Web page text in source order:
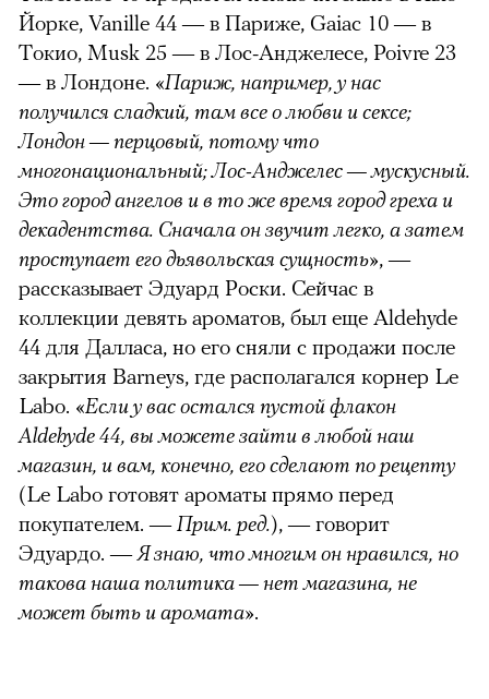
Йорке, Vanille 44 — в Париже, Gaiac 10 — в
Токио, Musk 25 — в Лос-Анджелесе, Poivre 23
— в Лондоне. «Париж, например, у нас
получился сладкий, там все о любви и сексе;
Лондон — перцовый, потому что
многонациональный; Лос-Анджелес — мускусный.
Это город ангелов и в то же время город греха и
декадентства. Сначала он звучит легко, а затем
проступает его дьявольская сущность», —
рассказывает Эдуард Роски. Сейчас в
коллекции девять ароматов, был еще Aldehyde
44 для Далласа, но его сняли с продажи после
закрытия Barneys, где располагался корнер Le
Labo. «Если у вас остался пустой флакон
Aldehyde 44, вы можете зайти в любой наш
магазин, и вам, конечно, его сделают по рецепту
(Le Labo готовят ароматы прямо перед
покупателем. — Прим. ред.), — говорит
Эдуардо. —Я знаю, что многим он нравился, но
такова наша политика — нет магазина, не
может быть и аромата».